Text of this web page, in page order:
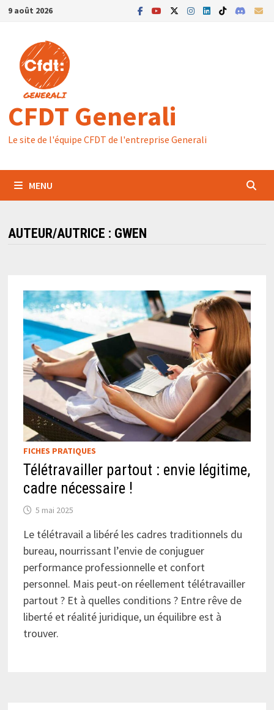
Passer
contenu
9 août 2026
CFDT Generali
Le site de l'équipe CFDT de l'entreprise Generali
MENU
AUTEUR/AUTRICE : GWEN
FICHES PRATIQUES
Télétravailler partout : envie légitime,
cadre nécessaire !
5 mai 2025
Le télétravail a libéré les cadres traditionnels du
bureau, nourrissant l’envie de conjuguer
performance professionnelle et confort
personnel. Mais peut-on réellement télétravailler
partout ? Et à quelles conditions ? Entre rêve de
liberté et réalité juridique, un équilibre est à
trouver.